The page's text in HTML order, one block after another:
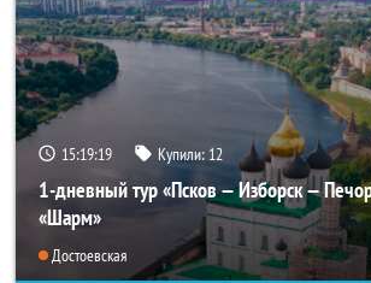
15:19:18 Купили: 12
1-дневный тур «Псков — Изборск —
«Шарм»
Достоевская